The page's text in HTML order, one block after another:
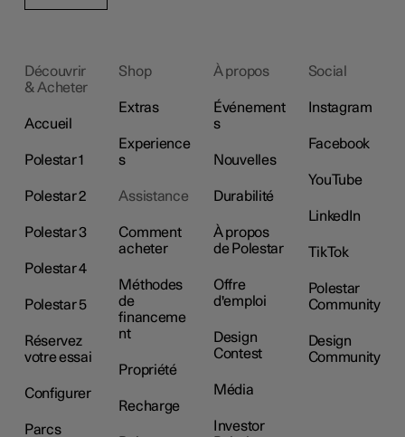
Découvrir
& Acheter
Accueil
Polestar 1
Polestar 2
Polestar 3
Polestar 4
Polestar 5
Réservez
votre essai
Configurer
Parcs
Shop
Extras
Experience
s
Assistance
Comment
acheter
Méthodes
de
financeme
nt
Propriété
Recharge
À propos
Événement
s
Nouvelles
Durabilité
À propos
de Polestar
Offre
d'emploi
Design
Contest
Média
Investor
Social
Instagram
Facebook
YouTube
LinkedIn
TikTok
Polestar
Community
Design
Community